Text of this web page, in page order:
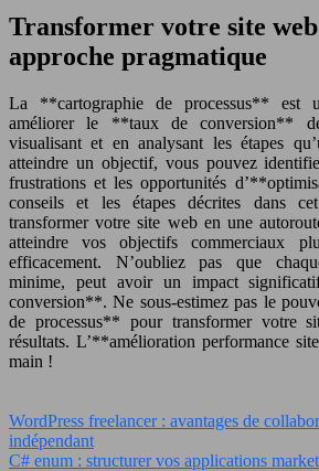
Transformer votre site
approche pragmatique
La **cartographie de processus** est
améliorer le **taux de conversion**
visualisant et en analysant les étapes
atteindre un objectif, vous pouvez
frustrations et les opportunités
conseils et les étapes décrites dans
transformer votre site web en une
atteindre vos objectifs commerciaux
efficacement. N’oubliez pas que
minime, peut avoir un impact
conversion**. Ne sous-estimez pas le
de processus** pour transformer votre
résultats. L’**amélioration performance
main !
WordPress freelancer : avantages de
indépendant
C# enum : structurer vos applications